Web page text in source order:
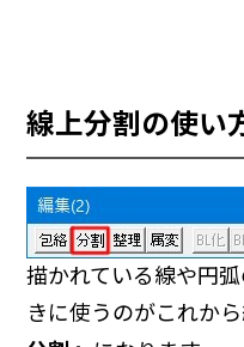
線上分割の使い
描かれている線や円
きに使うのがこれか